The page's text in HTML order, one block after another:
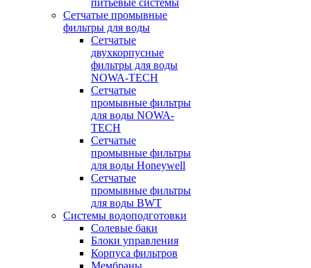
питьевые системы
Сетчатые промывные
фильтры для воды
Сетчатые
двухкорпусные
фильтры для воды
NOWA-TECH
Сетчатые
промывные фильтры
для воды NOWA-
TECH
Сетчатые
промывные фильтры
для воды Honeywell
Сетчатые
промывные фильтры
для воды BWT
Системы водоподготовки
Солевые баки
Блоки управления
Корпуса фильтров